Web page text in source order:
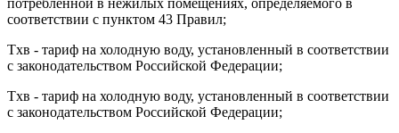
соответствии с пунктом 43 Правил;
Tхв - тариф на холодную воду, установленный в соответствии
с законодательством Российской Федерации;
Tхв - тариф на холодную воду, установленный в соответствии
с законодательством Российской Федерации;